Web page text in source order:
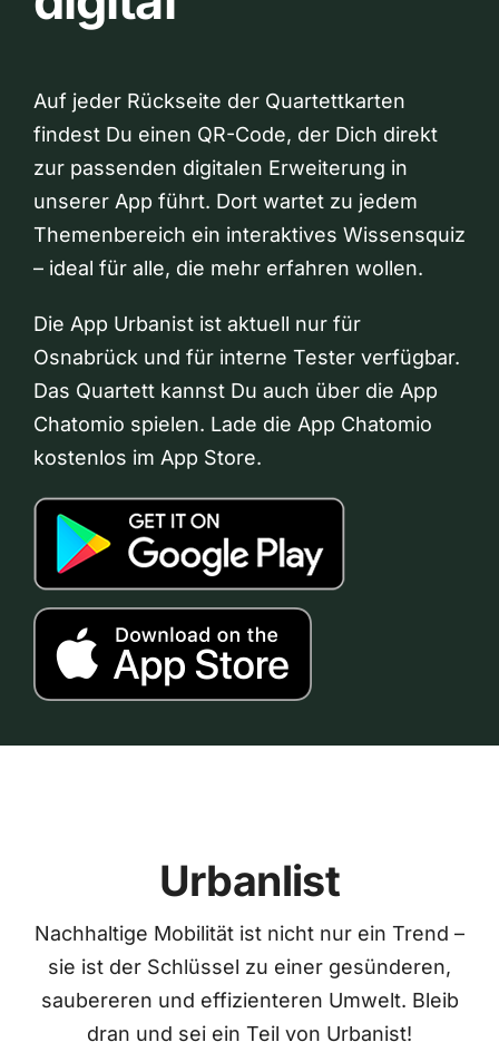
Auf jeder Rückseite der Quartettkarten
findest Du einen QR-Code, der Dich direkt
zur passenden digitalen Erweiterung in
unserer App führt. Dort wartet zu jedem
Themenbereich ein interaktives Wissensquiz
– ideal für alle, die mehr erfahren wollen.
Die App Urbanist ist aktuell nur für
Osnabrück und für interne Tester verfügbar.
Das Quartett kannst Du auch über die App
Chatomio spielen. Lade die App Chatomio
kostenlos im App Store.
Urbanlist
Nachhaltige Mobilität ist nicht nur ein Trend –
sie ist der Schlüssel zu einer gesünderen,
saubereren und effizienteren Umwelt. Bleib
dran und sei ein Teil von Urbanist!